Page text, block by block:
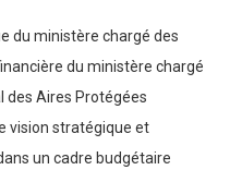
du ministère chargé des
du ministère chargé
des Aires Protégées
vision stratégique et
un cadre budgétaire